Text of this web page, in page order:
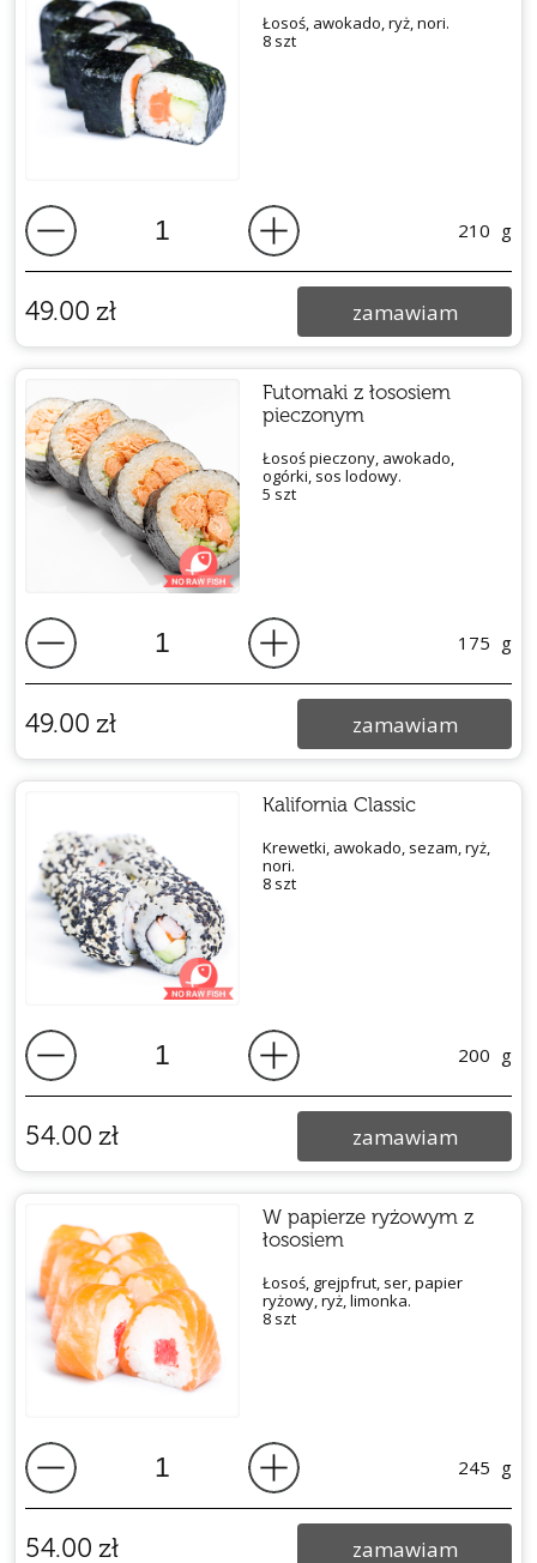
Łosoś, awokado, ryż, nori.
8 szt
210 g
49.00 zł zamawiam
Futomaki z łososiem
pieczonym
Łosoś pieczony, awokado,
ogórki, sos lodowy.
5 szt
175 g
49.00 zł zamawiam
Kalifornia Classic
Krewetki, awokado, sezam, ryż,
nori.
8 szt
200 g
54.00 zł zamawiam
W papierze ryżowym z
łososiem
Łosoś, grejpfrut, ser, papier
ryżowy, ryż, limonka.
8 szt
245 g
54.00 zł zamawiam